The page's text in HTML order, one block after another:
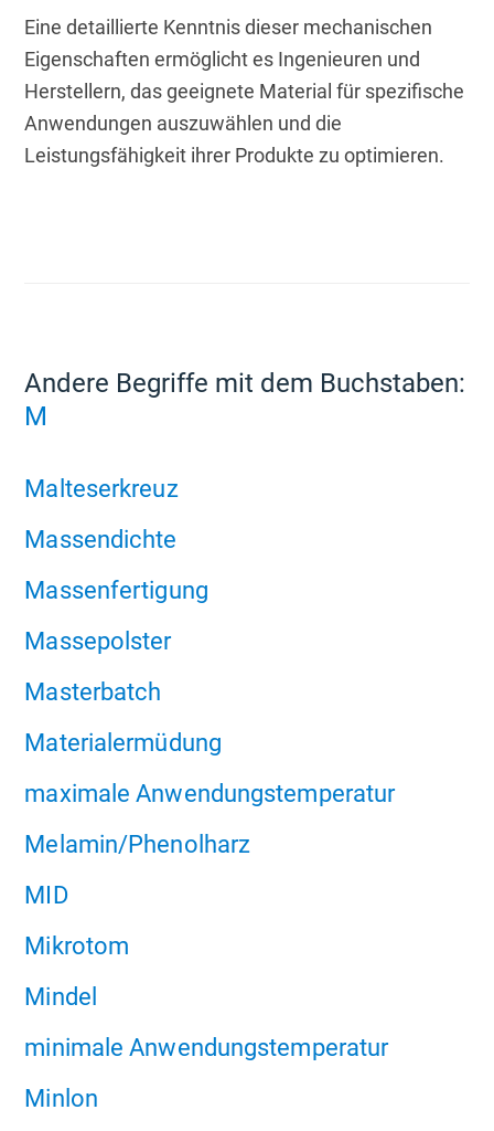
Eine detaillierte Kenntnis dieser mechanischen
Eigenschaften ermöglicht es Ingenieuren und
Herstellern, das geeignete Material für spezifische
Anwendungen auszuwählen und die
Leistungsfähigkeit ihrer Produkte zu optimieren.
Andere Begriffe mit dem Buchstaben:
M
Malteserkreuz
Massendichte
Massenfertigung
Massepolster
Masterbatch
Materialermüdung
maximale Anwendungstemperatur
Melamin/Phenolharz
MID
Mikrotom
Mindel
minimale Anwendungstemperatur
Minlon